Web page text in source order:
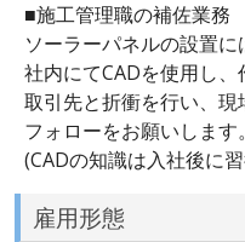
■施工管理職の補佐業務
ソーラーパネルの設置に
社内にてCADを使用し、
取引先と折衝を行い、
フォローをお願いします。
(CADの知識は入社後に
雇用形態